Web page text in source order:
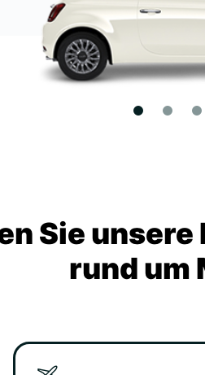
Sie
rund um